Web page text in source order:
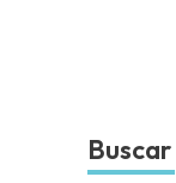
Buscar